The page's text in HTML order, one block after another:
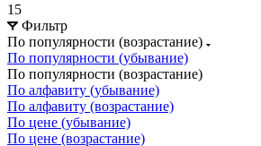
15
Фильтр
По популярности (возрастание)
По популярности (убывание)
По популярности (возрастание)
По алфавиту (убывание)
По алфавиту (возрастание)
По цене (убывание)
По цене (возрастание)